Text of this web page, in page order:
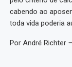
cabendo ao
toda vida poderia
Por André Richter